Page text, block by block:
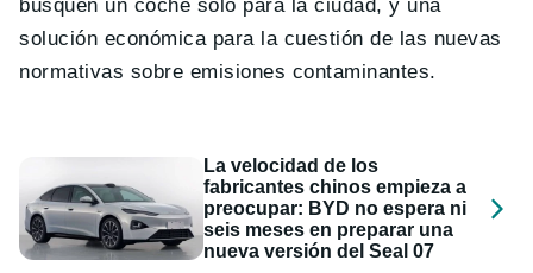
busquen un coche sólo para la ciudad, y una
solución económica para la cuestión de las nuevas
normativas sobre emisiones contaminantes.
La velocidad de los
fabricantes chinos empieza a
preocupar: BYD no espera ni
seis meses en preparar una
nueva versión del Seal 07